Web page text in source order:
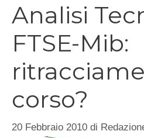
Analisi
FTSE-Mib:
corso?
20 Febbraio 2010 di